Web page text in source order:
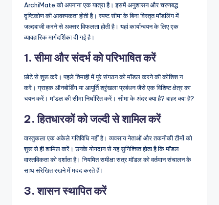
ArchiMate को अपनाना एक यात्रा है। इसमें अनुशासन और चरणबद्ध
दृष्टिकोण की आवश्यकता होती है। स्पष्ट सीमा के बिना विस्तृत मॉडलिंग में
जल्दबाजी करने से अक्सर विफलता होती है। यहां कार्यान्वयन के लिए एक
व्यावहारिक मार्गदर्शिका दी गई है।
1. सीमा और संदर्भ को परिभाषित करें
छोटे से शुरू करें। पहले तिमाही में पूरे संगठन को मॉडल करने की कोशिश न
करें। ग्राहक ऑनबोर्डिंग या आपूर्ति श्रृंखला प्रबंधन जैसे एक विशिष्ट क्षेत्र का
चयन करें। मॉडल की सीमा निर्धारित करें। सीमा के अंदर क्या है? बाहर क्या है?
2. हितधारकों को जल्दी से शामिल करें
वास्तुकला एक अकेले गतिविधि नहीं है। व्यवसाय नेताओं और तकनीकी टीमों को
शुरू से ही शामिल करें। उनके योगदान से यह सुनिश्चित होता है कि मॉडल
वास्तविकता को दर्शाता है। नियमित समीक्षा सत्र मॉडल को वर्तमान संचालन के
साथ संरेखित रखने में मदद करते हैं।
3. शासन स्थापित करें